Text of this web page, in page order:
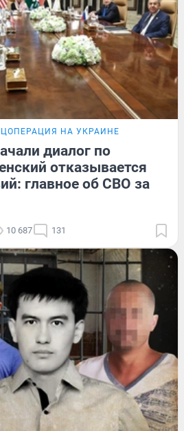
НА УКРАИНЕ
диалог по
отказывается
главное об СВО за
10 687 131